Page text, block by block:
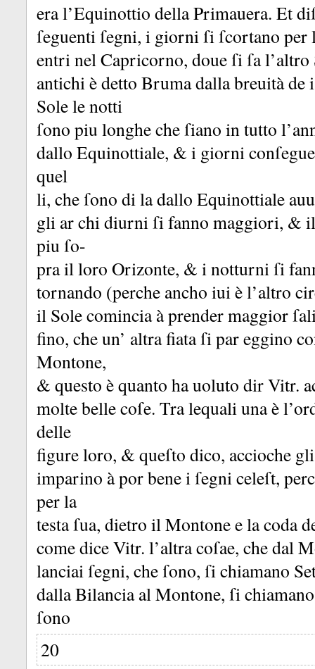
era l’Equinottio della Primauera. Et
ſeguenti ſegni, i giorni ſi ſcortano
entri nel Capricorno, doue ſi ſa
antichi è detto Bruma dalla breuità
Sole le notti
ſono piu longhe che ſiano in tutto
dallo Equinottiale, & i giorni
quel
li, che ſono di la dallo Equinottiale
gli ar chi diurni ſi fanno maggiori, &
piu ſo-
pra il loro Orizonte, & i notturni ſi
tornando (perche ancho iui è l’altro
il Sole comincia à prender maggior
fino, che un’ altra fiata ſi par eggino
Montone,
& questo è quanto ha uoluto dir Vitr.
molte belle coſe. Tra lequali una è
delle
figure loro, & queſto dico, accioche
imparino à por bene i ſegni celeſt,
per la
testa ſua, dietro il Montone e la coda
come dice Vitr. l’altra coſae, che dal
lanciai ſegni, che ſono, ſi chiamano
dalla Bilancia al Montone, ſi
ſono
20